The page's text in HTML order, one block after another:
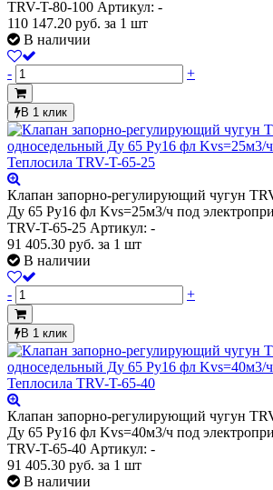
TRV-T-80-100 Артикул: -
110 147.20 руб. за 1 шт
В наличии
- +
В 1 клик
Клапан запорно-регулирующий чугун
Ду 65 Ру16 фл Kvs=25м3/ч под
TRV-T-65-25 Артикул: -
91 405.30 руб. за 1 шт
В наличии
- +
В 1 клик
Клапан запорно-регулирующий чугун
Ду 65 Ру16 фл Kvs=40м3/ч под
TRV-T-65-40 Артикул: -
91 405.30 руб. за 1 шт
В наличии